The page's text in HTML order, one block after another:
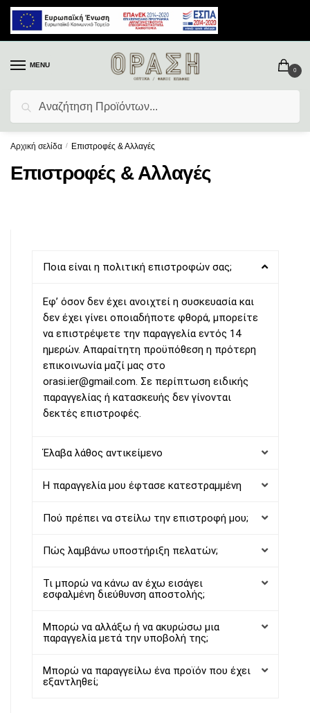
MENU
Αναζήτηση
0
Αρχική σελίδα / Επιστροφές & Αλλαγές
Επιστροφές & Αλλαγές
Ποια είναι η πολιτική επιστροφών σας;
Εφ’ όσον δεν έχει ανοιχτεί η συσκευασία και
δεν έχει γίνει οποιαδήποτε φθορά, μπορείτε
να επιστρέψετε την παραγγελία εντός 14
ημερών. Απαραίτητη προϋπόθεση η πρότερη
επικοινωνία μαζί μας στο
orasi.ier@gmail.com. Σε περίπτωση ειδικής
παραγγελίας ή κατασκευής δεν γίνονται
δεκτές επιστροφές.
Έλαβα λάθος αντικείμενο
Η παραγγελία μου έφτασε κατεστραμμένη
Πού πρέπει να στείλω την επιστροφή μου;
Πώς λαμβάνω υποστήριξη πελατών;
Τι μπορώ να κάνω αν έχω εισάγει
εσφαλμένη διεύθυνση αποστολής;
Μπορώ να αλλάξω ή να ακυρώσω μια
παραγγελία μετά την υποβολή της;
Μπορώ να παραγγείλω ένα προϊόν που έχει
εξαντληθεί;